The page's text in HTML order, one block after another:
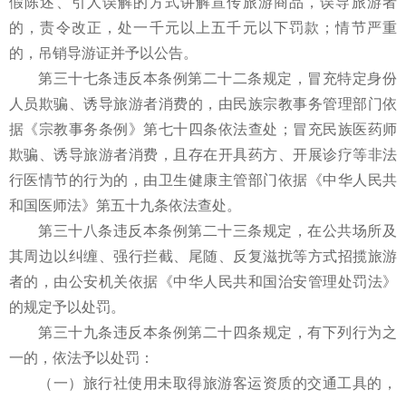
的，责令改正，处一千元以上五千元以下罚款；情节严重
的，吊销导游证并予以公告。
第三十七条违反本条例第二十二条规定，冒充特定身份
人员欺骗、诱导旅游者消费的，由民族宗教事务管理部门依
据《宗教事务条例》第七十四条依法查处；冒充民族医药师
欺骗、诱导旅游者消费，且存在开具药方、开展诊疗等非法
行医情节的行为的，由卫生健康主管部门依据《中华人民共
和国医师法》第五十九条依法查处。
第三十八条违反本条例第二十三条规定，在公共场所及
其周边以纠缠、强行拦截、尾随、反复滋扰等方式招揽旅游
者的，由公安机关依据《中华人民共和国治安管理处罚法》
的规定予以处罚。
第三十九条违反本条例第二十四条规定，有下列行为之
一的，依法予以处罚：
（一）旅行社使用未取得旅游客运资质的交通工具的，